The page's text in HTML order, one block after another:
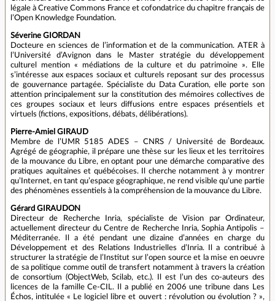
légale à Creative Commons France et cofondatrice du chapitre français de
l’Open Knowledge Foundation.
Séverine GIORDAN
Docteure en sciences de l’information et de la communication. ATER à
l’Université d’Avignon dans le Master stratégie du développement
culturel mention « médiations de la culture et du patrimoine ». Elle
s’intéresse aux espaces sociaux et culturels reposant sur des processus
de gouvernance partagée. Spécialiste du Data Curation, elle porte son
attention principalement sur la constitution des mémoires collectives de
ces groupes sociaux et leurs diffusions entre espaces présentiels et
virtuels (fictions, expositions, débats, délibérations).
Pierre-Amiel GIRAUD
Membre de l’UMR 5185 ADES – CNRS / Université de Bordeaux.
Agrégé de géographie, il prépare une thèse sur les lieux et les territoires
de la mouvance du Libre, en optant pour une démarche comparative des
pratiques aquitaines et québécoises. Il cherche notamment à y montrer
qu’Internet, en tant qu’espace géographique, ne rend visible qu’une partie
des phénomènes essentiels à la compréhension de la mouvance du Libre.
Gérard GIRAUDON
Directeur de Recherche Inria, spécialiste de Vision par Ordinateur,
actuellement directeur du Centre de Recherche Inria, Sophia Antipolis –
Méditerranée. Il a été pendant une dizaine d’années en charge du
Développement et des Relations Industrielles d’Inria. Il a contribué à
structurer la stratégie de l’Institut sur l’open source et la mise en oeuvre
de sa politique comme outil de transfert notamment à travers la création
de consortium (ObjectWeb, Scilab, etc.). Il est l’un des co-auteurs des
licences de la famille Ce-CIL. Il a publié en 2006 une tribune dans Les
Échos, intitulée « Le logiciel libre et ouvert : révolution ou évolution ? »,